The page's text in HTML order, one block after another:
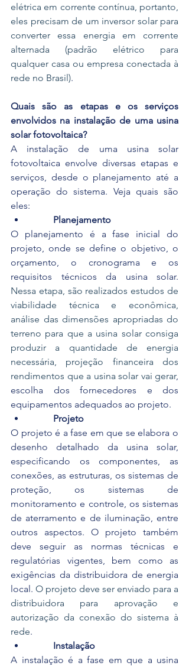
elétrica em corrente contínua, portanto,
eles precisam de um inversor solar para
converter essa energia em corrente
alternada (padrão elétrico para
qualquer casa ou empresa conectada à
rede no Brasil).
Quais são as etapas e os serviços
envolvidos na instalação de uma usina
solar fotovoltaica?
A instalação de uma usina solar
fotovoltaica envolve diversas etapas e
serviços, desde o planejamento até a
operação do sistema. Veja quais são
eles:
Planejamento
O planejamento é a fase inicial do
projeto, onde se define o objetivo, o
orçamento, o cronograma e os
Nessa etapa, são realizados estudos de
viabilidade técnica e econômica,
análise das dimensões apropriadas do
terreno para que a usina solar consiga
produzir a quantidade de energia
necessária, projeção financeira dos
rendimentos que a usina solar vai gerar,
escolha dos fornecedores e dos
equipamentos adequados ao projeto.
Projeto
O projeto é a fase em que se elabora o
desenho detalhado da usina solar,
especificando os componentes, as
conexões, as estruturas, os sistemas de
proteção, os sistemas de
monitoramento e controle, os sistemas
de aterramento e de iluminação, entre
outros aspectos. O projeto também
deve seguir as normas técnicas e
regulatórias vigentes, bem como as
exigências da distribuidora de energia
local. O projeto deve ser enviado para a
distribuidora para aprovação e
autorização da conexão do sistema à
rede.
Instalação
A instalação é a fase em que a usina